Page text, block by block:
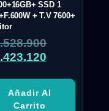
SSD 1
+ T.V 7600+
Añadir Al
Carrito